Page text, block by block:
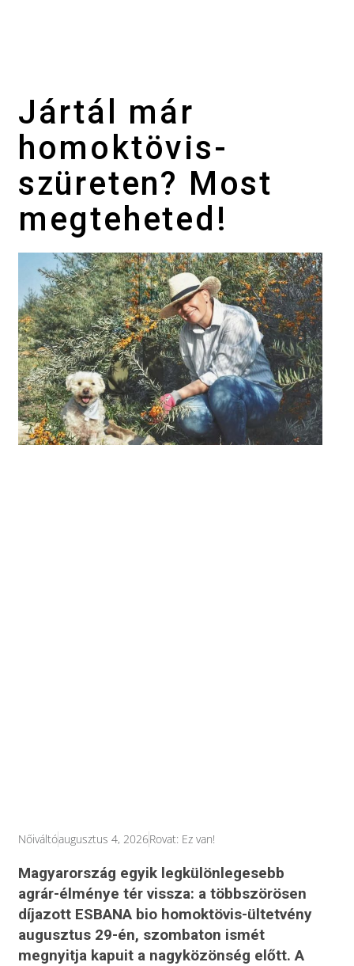
Jártál már
homoktövis-
szüreten? Most
megteheted!
Nőiváltóaugusztus 4, 2026Rovat: Ez van!
Magyarország egyik legkülönlegesebb
agrár-élménye tér vissza: a többszörösen
díjazott ESBANA bio homoktövis-ültetvény
augusztus 29-én, szombaton ismét
megnyitja kapuit a nagyközönség előtt. A